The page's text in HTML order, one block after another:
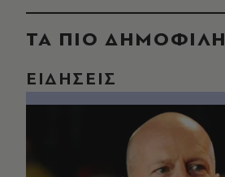
ΤΑ ΠΙΟ ΔΗΜΟΦΙΛΗ
ΕΙΔΗΣΕΙΣ